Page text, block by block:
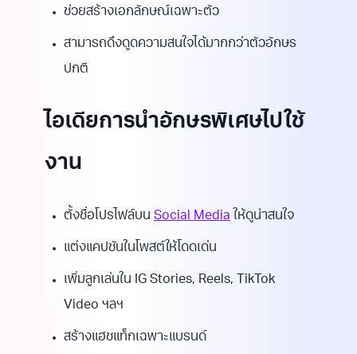
ช่วยสร้างเอกลักษณ์เฉพาะตัว
สามารถดึงดูดความสนใจได้มากกว่าตัวอักษร
ปกติ
ไอเดียการนำอักษรพิเศษไปใช้
งาน
ตั้งชื่อโปรไฟล์บน Social Media ให้ดูน่าสนใจ
แต่งแคปชันในโพสต์ให้โดดเด่น
เพิ่มลูกเล่นใน IG Stories, Reels, TikTok
Video ฯลฯ
สร้างแฮชแท็กเฉพาะแบรนด์